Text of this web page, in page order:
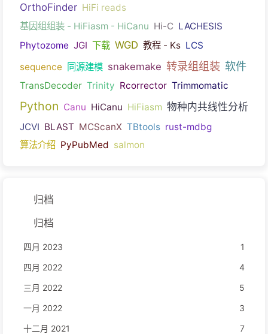
OrthoFinder HiFi reads
基因组组装 - HiFiasm - HiCanu Hi-C LACHESIS
Phytozome JGI 下载 WGD 教程 - Ks LCS
sequence 同源建模 snakemake 转录组组装 软件
TransDecoder Trinity Rcorrector Trimmomatic
Python Canu HiCanu HiFiasm 物种内共线性分析
JCVI BLAST MCScanX TBtools rust-mdbg
算法介绍 PyPubMed salmon
归档
归档
四月 2023
1
四月 2022
4
三月 2022
5
一月 2022
3
十二月 2021
7